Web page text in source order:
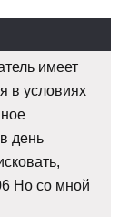
имеет
в условиях
день
Но со мной